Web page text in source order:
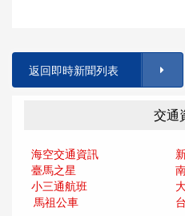
返回即時新聞列表
交通
海空交通資訊
臺馬之星
小三通航班
馬祖公車